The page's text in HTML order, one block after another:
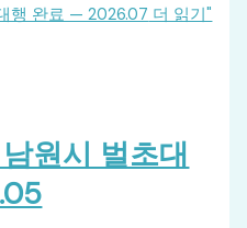
행 완료 — 2026.07 더 읽기"
원시 벌초대